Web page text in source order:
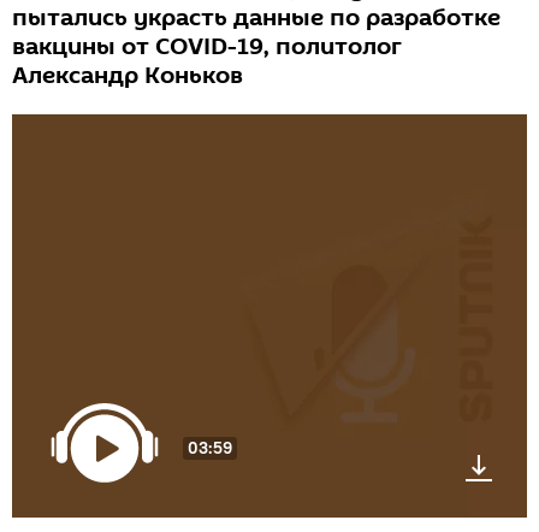
пытались украсть данные по разработке
вакцины от COVID-19, политолог
Александр Коньков
03:59